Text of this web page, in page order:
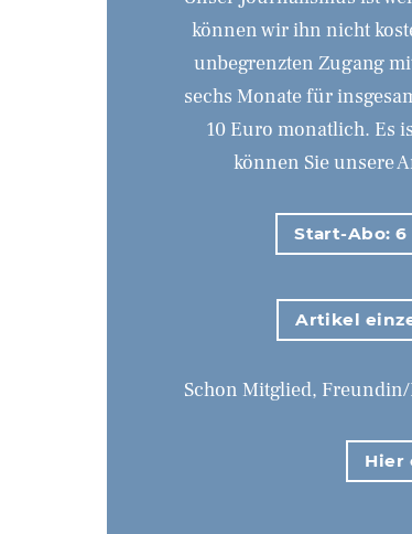
können wir ihn nicht
unbegrenzten Zugang
sechs Monate für
10 Euro monatlich. Es
können Sie unsere
Start-Abo: 6
Artikel
Schon Mitglied,
Hier